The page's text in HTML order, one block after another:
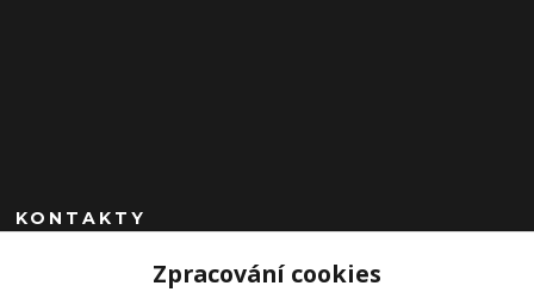
KONTAKTY
+420 602 260 963Zpracování cookies